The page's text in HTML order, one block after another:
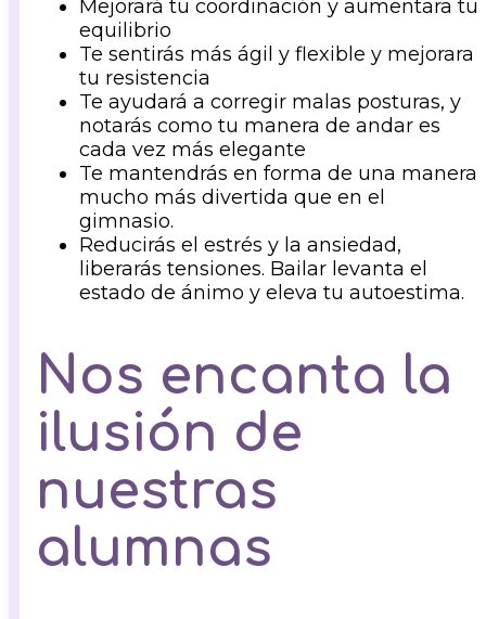
Mejorará tu coordinación y aumentara tu
equilibrio
Te sentirás más ágil y flexible y mejorara
tu resistencia
Te ayudará a corregir malas posturas, y
notarás como tu manera de andar es
cada vez más elegante
Te mantendrás en forma de una manera
mucho más divertida que en el
gimnasio.
Reducirás el estrés y la ansiedad,
liberarás tensiones. Bailar levanta el
estado de ánimo y eleva tu autoestima.
Nos encanta la
ilusión de
nuestras
alumnas